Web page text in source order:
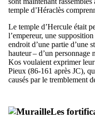
temple d’Héraclès
Le temple d’Hercule était
l’empereur, une
endroit d’une partie d’une
hauteur – d’un personnage
Kos voulaient exprimer
Pieux (86-161 après JC),
causés par le tremblement
Les